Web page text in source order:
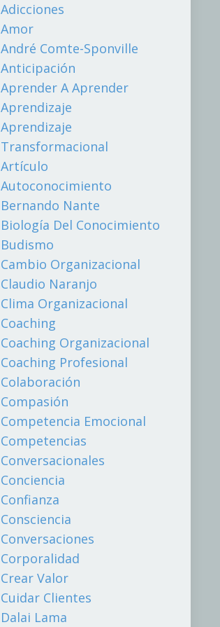
Adicciones
Amor
André Comte-Sponville
Anticipación
Aprender A Aprender
Aprendizaje
Aprendizaje
Transformacional
Artículo
Autoconocimiento
Bernando Nante
Biología Del Conocimiento
Budismo
Cambio Organizacional
Claudio Naranjo
Clima Organizacional
Coaching
Coaching Organizacional
Coaching Profesional
Colaboración
Compasión
Competencia Emocional
Competencias
Conversacionales
Conciencia
Confianza
Consciencia
Conversaciones
Corporalidad
Crear Valor
Cuidar Clientes
Dalai Lama